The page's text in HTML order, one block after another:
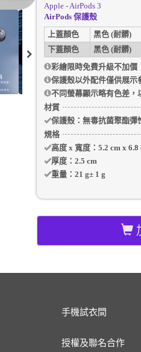
Apple - AirPods 3
AirPods 保護殼
上蓋顏色
黑色 (耐髒)
下蓋顏色
黑色 (耐髒)
彩繪限時免費升級不加價
保護殼以外配件僅供展示
不同螢幕顯示略有色差，
材質
保護殼：無毒抗菌聚酯
規格
高度 x 寬度： 5.2 cm x 6.8
厚度： 2.5 cm
重量： 21 g±1 g
手機試衣間
授權及聯名合作